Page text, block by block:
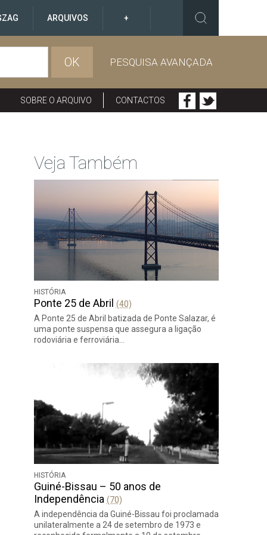
ARQUIVOS +
OK PESQUISA AVANÇADA
SOBRE O ARQUIVO CONTACTOS
Veja Também
HISTÓRIA
Ponte 25 de Abril (40)
A Ponte 25 de Abril batizada de Ponte Salazar, é
uma ponte suspensa que assegura a ligação
rodoviária e ferroviária…
HISTÓRIA
Guiné-Bissau – 50 anos de
Independência (70)
A independência da Guiné-Bissau foi proclamada
unilateralmente a 24 de setembro de 1973 e